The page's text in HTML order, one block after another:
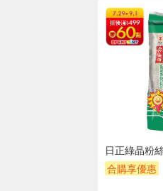
日正綠晶粉
合購享優惠